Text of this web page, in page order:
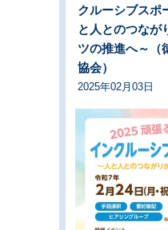
クルーシブスポ
と人とのつなが
ツの推進へ～（
協会）
2025年02月03日